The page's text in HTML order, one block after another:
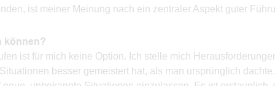
ist meiner Meinung nach ein zentraler Aspekt guter
können?
ist für mich keine Option. Ich stelle mich
besser gemeistert hat, als man ursprünglich